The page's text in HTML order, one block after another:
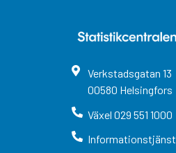
Verkstadsgatan 13
00580 Helsingfors
Växel 029 551 1000
Informationstjänst